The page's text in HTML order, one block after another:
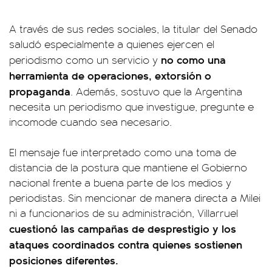
A través de sus redes sociales, la titular del Senado
saludó especialmente a quienes ejercen el
periodismo como un servicio y no como una
herramienta de operaciones, extorsión o
propaganda. Además, sostuvo que la Argentina
necesita un periodismo que investigue, pregunte e
incomode cuando sea necesario.
El mensaje fue interpretado como una toma de
distancia de la postura que mantiene el Gobierno
nacional frente a buena parte de los medios y
periodistas. Sin mencionar de manera directa a Milei
ni a funcionarios de su administración, Villarruel
cuestionó las campañas de desprestigio y los
ataques coordinados contra quienes sostienen
posiciones diferentes.